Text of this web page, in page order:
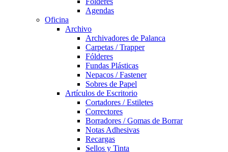
Agendas
Oficina
Archivo
Archivadores de Palanca
Carpetas / Trapper
Fólderes
Fundas Plásticas
Nepacos / Fastener
Sobres de Papel
Artículos de Escritorio
Cortadores / Estiletes
Correctores
Borradores / Gomas de Borrar
Notas Adhesivas
Recargas
Sellos y Tinta